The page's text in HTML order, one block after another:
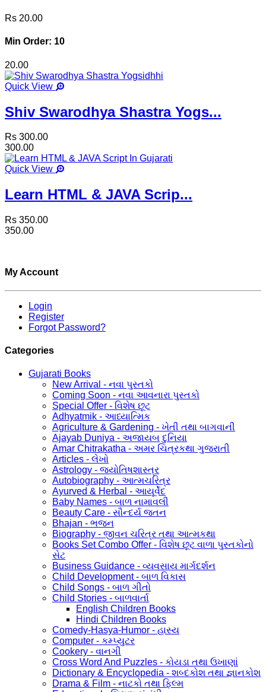
Rs 20.00
Min Order: 10
20.00
Quick View
Shiv Swarodhya Shastra Yogs...
Rs 300.00
300.00
Quick View
Learn HTML & JAVA Scrip...
Rs 350.00
350.00
My Account
Login
Register
Forgot Password?
Categories
Gujarati Books
New Arrival - નવા પુસ્તકો
Coming Soon - નવા આવનારા પુસ્તકો
Special Offer - વિશેષ છૂટ
Adhyatmik - આધ્યાત્મિક
Agriculture & Gardening - ખેતી તથા બાગવાની
Ajayab Duniya - અજાયબ દુનિયા
Amar Chitrakatha - અમર ચિત્રકથા ગુજરાતી
Articles - લેખો
Astrology - જ્યોતિષશાસ્ત્ર
Autobiography - આત્મચરિત્ર
Ayurved & Herbal - આયૂર્વેદ
Baby Names - બાળ નામાવલી
Beauty Care - સૌન્દર્ય જતન
Bhajan - ભજન
Biography - જીવન ચરિત્ર તથા આત્મકથા
Books Set Combo Offer - વિશેષ છૂટ વાળા પુસ્તકોનો
સેટ
Business Guidance - વ્યવસાય માર્ગદર્શન
Child Development - બાળ વિકાસ
Child Songs - બાળ ગીતો
Child Stories - બાળવાર્તા
English Children Books
Hindi Children Books
Comedy-Hasya-Humor - હાસ્ય
Computer - કમ્પ્યુટર
Cookery - વાનગી
Cross Word And Puzzles - કોયડા તથા ઉખાણાં
Dictionary & Encyclopedia - શબ્દકોશ તથા જ્ઞાનકોશ
Drama & Film - નાટકો તથા ફિલ્મ